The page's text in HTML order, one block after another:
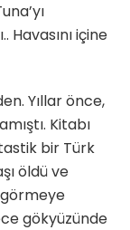
Havasını içine
Yıllar önce,
Kitabı
bir Türk
öldü ve
gökyüzünde